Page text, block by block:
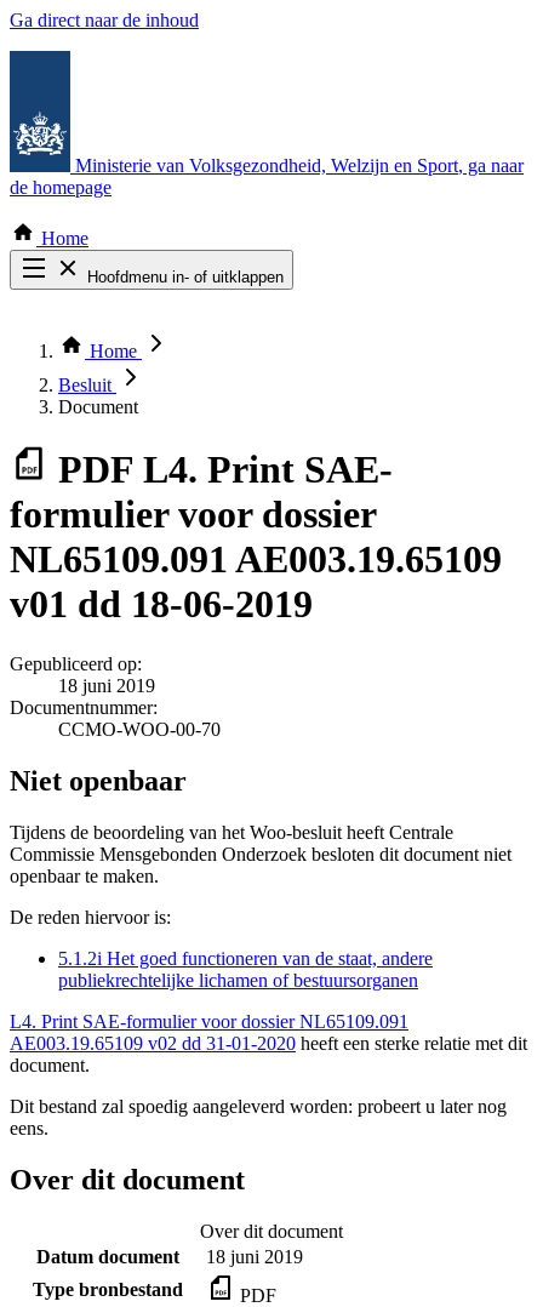
Ga direct naar de inhoud
Ministerie van Volksgezondheid, Welzijn en Sport, ga naar
de homepage
Home
Hoofdmenu in- of uitklappen
Thema COVID-19
Bekijk per bestuursorgaan
Home
Besluit
Document
PDF L4. Print SAE-
formulier voor dossier
NL65109.091 AE003.19.65109
v01 dd 18-06-2019
Gepubliceerd op:
18 juni 2019
Documentnummer:
CCMO-WOO-00-70
Niet openbaar
Tijdens de beoordeling van het Woo-besluit heeft Centrale
Commissie Mensgebonden Onderzoek besloten dit document niet
openbaar te maken.
De reden hiervoor is:
5.1.2i Het goed functioneren van de staat, andere
publiekrechtelijke lichamen of bestuursorganen
L4. Print SAE-formulier voor dossier NL65109.091
AE003.19.65109 v02 dd 31-01-2020 heeft een sterke relatie met dit
document.
Dit bestand zal spoedig aangeleverd worden: probeert u later nog
eens.
Over dit document
Over dit document
Datum document
18 juni 2019
Type bronbestand
PDF